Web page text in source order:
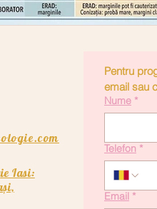
Iasi:
Pentru
email sau
Nume *
Telefon *
Email *